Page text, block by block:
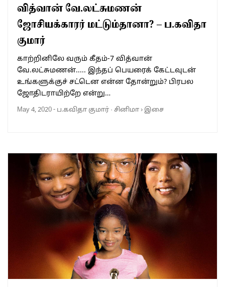
வித்வான் வே.லட்சுமணன்
ஜோசியக்காரர் மட்டும்தானா? – ப.கவிதா
குமார்
காற்றினிலே வரும் கீதம்-7 வித்வான்
வே.லட்சுமணன்..... இந்தப் பெயரைக் கேட்டவுடன்
உங்களுக்குச் சட்டென என்ன தோன்றும்? பிரபல
ஜோதிடராயிற்றே என்று…
May 4, 2020- ப.கவிதா குமார் · சினிமா› இசை